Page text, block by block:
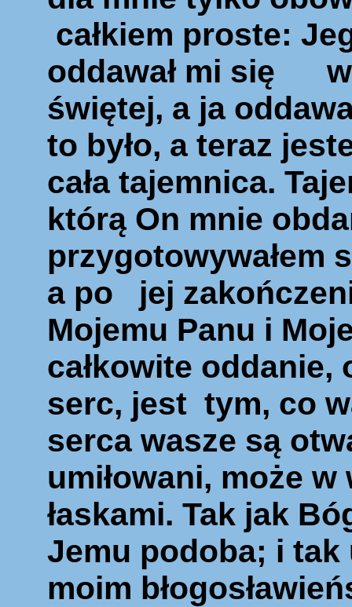
całkiem proste:
oddawał mi się w
świętej, a ja
to było, a teraz
cała tajemnica.
którą On mnie
przygotowywałem
a po jej
Mojemu Panu i
całkowite oddanie,
serc, jest tym, co
serca wasze są
umiłowani, może w
łaskami. Tak jak
Jemu podoba; i
moim